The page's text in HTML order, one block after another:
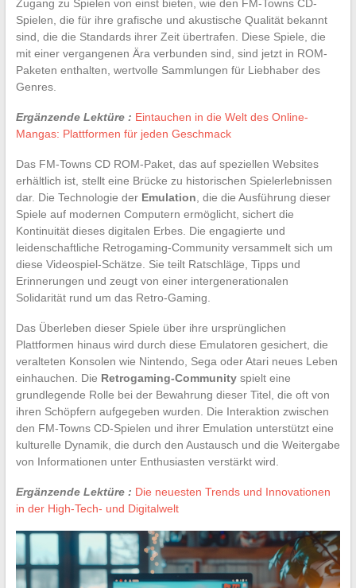
Zugang zu Spielen von einst bieten, wie den FM-Towns CD-
Spielen, die für ihre grafische und akustische Qualität bekannt
sind, die die Standards ihrer Zeit übertrafen. Diese Spiele, die
mit einer vergangenen Ära verbunden sind, sind jetzt in ROM-
Paketen enthalten, wertvolle Sammlungen für Liebhaber des
Genres.
Ergänzende Lektüre : Eintauchen in die Welt des Online-
Mangas: Plattformen für jeden Geschmack
Das FM-Towns CD ROM-Paket, das auf speziellen Websites
erhältlich ist, stellt eine Brücke zu historischen Spielerlebnissen
dar. Die Technologie der Emulation , die die Ausführung dieser
Spiele auf modernen Computern ermöglicht, sichert die
Kontinuität dieses digitalen Erbes. Die engagierte und
leidenschaftliche Retrogaming-Community versammelt sich um
diese Videospiel-Schätze. Sie teilt Ratschläge, Tipps und
Erinnerungen und zeugt von einer intergenerationalen
Solidarität rund um das Retro-Gaming.
Das Überleben dieser Spiele über ihre ursprünglichen
Plattformen hinaus wird durch diese Emulatoren gesichert, die
veralteten Konsolen wie Nintendo, Sega oder Atari neues Leben
einhauchen. Die Retrogaming-Communityspielt eine
grundlegende Rolle bei der Bewahrung dieser Titel, die oft von
ihren Schöpfern aufgegeben wurden. Die Interaktion zwischen
den FM-Towns CD-Spielen und ihrer Emulation unterstützt eine
kulturelle Dynamik, die durch den Austausch und die Weitergabe
von Informationen unter Enthusiasten verstärkt wird.
Ergänzende Lektüre : Die neuesten Trends und Innovationen
in der High-Tech- und Digitalwelt